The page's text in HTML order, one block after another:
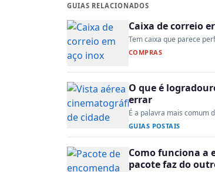
GUIAS RELACIONADOS
Caixa de correio
Tem caixa que parece
COMPRAS
O que é
errar
É a palavra mais comum
GUIAS POSTAIS
Como funciona a
pacote faz do